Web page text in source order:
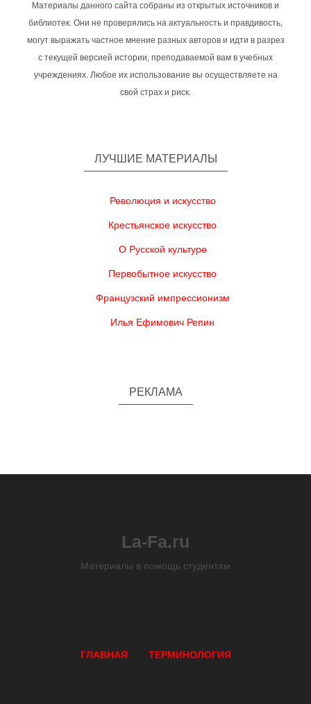
Материалы данного сайта собраны из открытых источников и
библиотек. Они не проверялись на актуальность и правдивость,
могут выражать частное мнение разных авторов и идти в разрез
с текущей версией истории, преподаваемой вам в учебных
учреждениях. Любое их использование вы осуществляете на
свой страх и риск.
ЛУЧШИЕ МАТЕРИАЛЫ
Революция и искусство
Крестьянское искусство
О Русской культуре
Первобытное искусство
Французский импрессионизм
Илья Ефимович Репин
РЕКЛАМА
La-Fa.ru
Материалы в помощь студентам
ГЛАВНАЯ ТЕРМИНОЛОГИЯ